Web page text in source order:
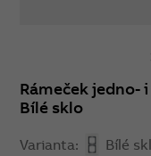
Rámeček jedno-
Bílé sklo
Varianta:
Bílé